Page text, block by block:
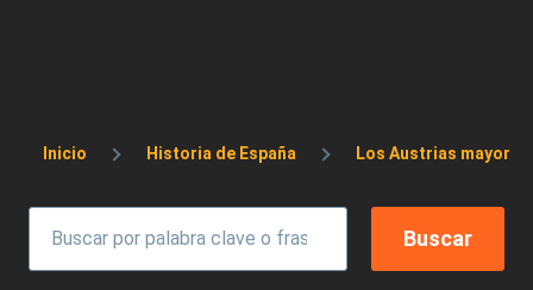
Sobrescribir enlaces de ayuda a la
Inicio Historia de España Los Austrias